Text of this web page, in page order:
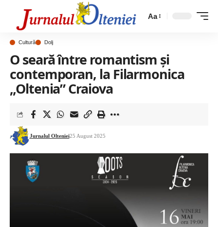
Aa
Cultură Dolj
O seară între romantism și
contemporan, la Filarmonica
„Oltenia” Craiova
Jurnalul Olteniei25 August 2025